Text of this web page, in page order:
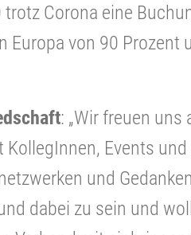
Corona eine
Europa von 90 Prozent
: „Wir freuen uns
Events
und
dabei zu sein und